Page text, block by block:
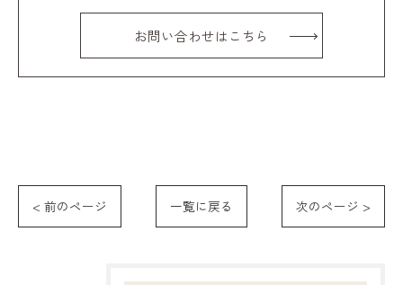
お問い合わせはこちら
< 前のページ 一覧に戻る 次のページ >